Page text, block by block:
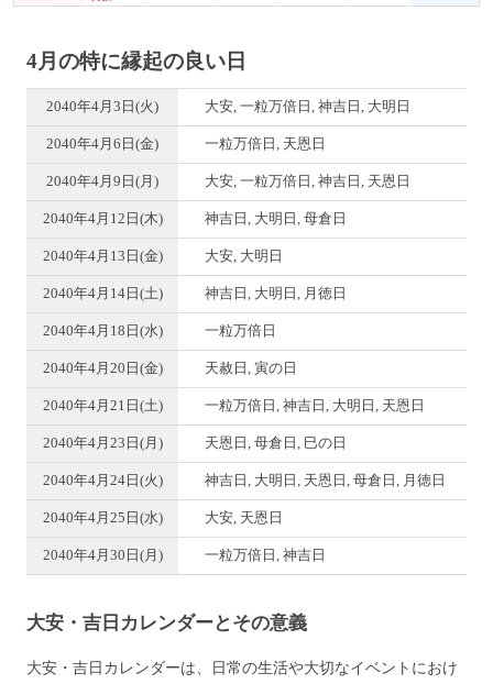
4月の特に縁起の良い日
2040年4月3日(火) 大安, 一粒万倍日, 神吉日, 大明日
2040年4月6日(金) 一粒万倍日, 天恩日
2040年4月9日(月) 大安, 一粒万倍日, 神吉日, 天恩日
2040年4月12日(木) 神吉日, 大明日, 母倉日
2040年4月13日(金) 大安, 大明日
2040年4月14日(土) 神吉日, 大明日, 月徳日
2040年4月18日(水) 一粒万倍日
2040年4月20日(金) 天赦日, 寅の日
2040年4月21日(土) 一粒万倍日, 神吉日, 大明日, 天恩日
2040年4月23日(月) 天恩日, 母倉日, 巳の日
2040年4月24日(火) 神吉日, 大明日, 天恩日, 母倉日, 月徳日
2040年4月25日(水) 大安, 天恩日
2040年4月30日(月) 一粒万倍日, 神吉日
大安・吉日カレンダーとその意義
大安・吉日カレンダーは、日常の生活や大切なイベントにおけ